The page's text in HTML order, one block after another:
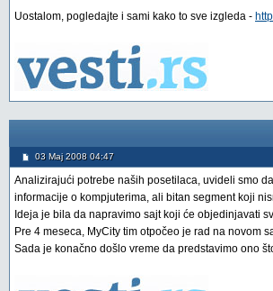
Uostalom, pogledajte i sami kako to sve izgleda -
03 Maj 2008 04:47
Analizirajući potrebe naših posetilaca, uvideli smo
informacije o kompjuterima, ali bitan segment koji
Ideja je bila da napravimo sajt koji će objedinjavati
Pre 4 meseca, MyCity tim otpočeo je rad na novom
Sada je konačno došlo vreme da predstavimo ono